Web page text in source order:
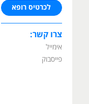
לכרטיס רופא
צרו קשר:
אימייל
פייסבוק